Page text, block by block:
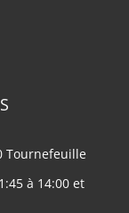
Tournefeuille
à 14:00 et